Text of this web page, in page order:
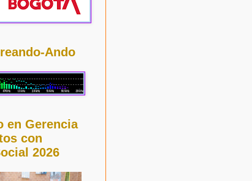
Ando
en Gerencia
con
2026